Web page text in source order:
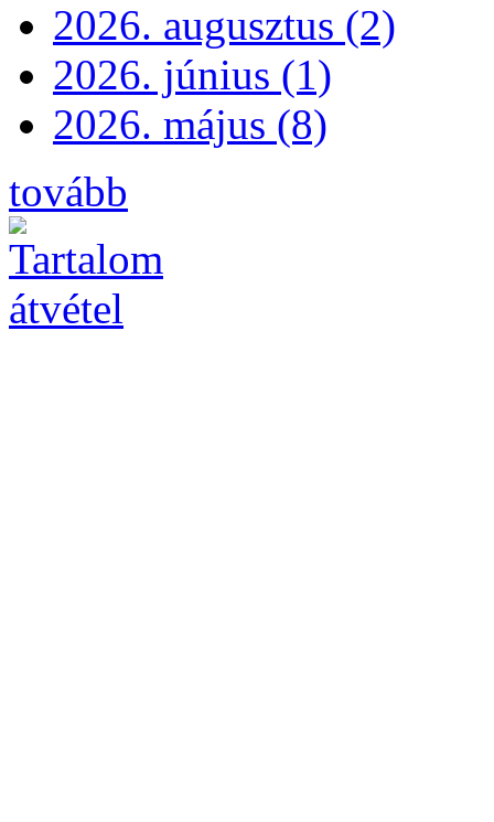
2026. augusztus (2)
2026. június (1)
2026. május (8)
tovább